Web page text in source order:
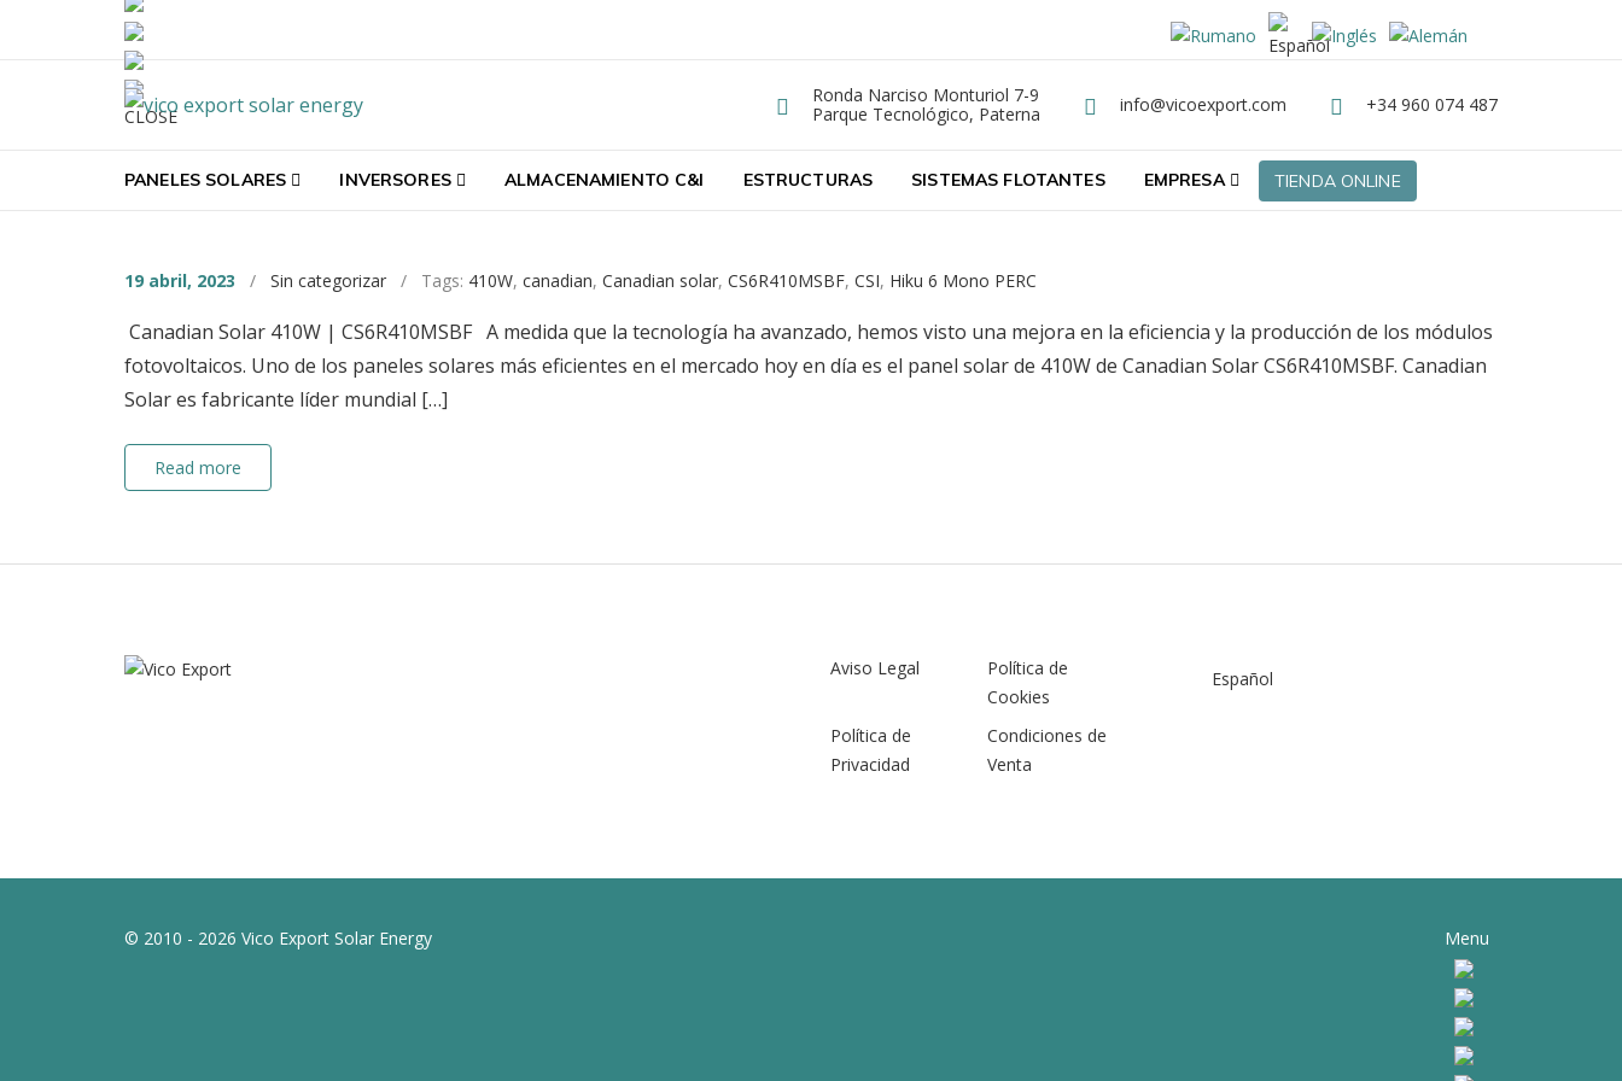
Skip to navigation
Skip to content
CLOSE
Vico Export Solar Energy
PANELES SOLARES INVERSORES ALMACENAMIENTO C&I ESTRUCTURAS SISTEMAS FLOTANTES EMPRESA TIENDA ONLINE
Teléfono
+34 960 074 487
Email
info@vicoexport.com
Dirección
Ronda Narciso Monturiol 7-9
Parque Tecnológico, Paterna
19 abril, 2023 / Sin categorizar / Tags: 410W, canadian, Canadian solar, CS6R410MSBF, CSI, Hiku 6 Mono PERC
Canadian Solar 410W | CS6R410MSBF A medida que la tecnología ha avanzado, hemos visto una mejora en la eficiencia y la producción de los módulos
fotovoltaicos. Uno de los paneles solares más eficientes en el mercado hoy en día es el panel solar de 410W de Canadian Solar CS6R410MSBF. Canadian
Solar es fabricante líder mundial […]
Read more
Aviso Legal
Política de
Cookies
Política de
Privacidad
Condiciones de
Venta
Español
© 2010 - 2026 Vico Export Solar Energy Menu